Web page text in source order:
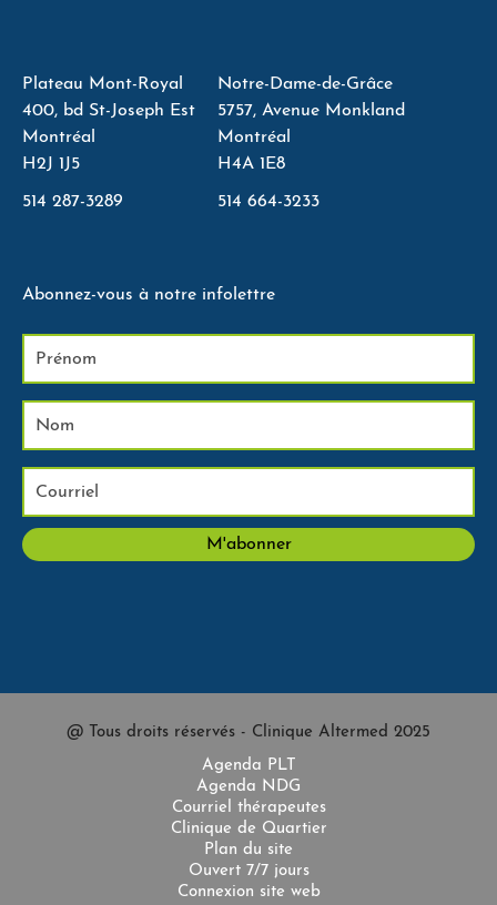
Plateau Mont-Royal
400, bd St-Joseph Est
Montréal
H2J 1J5
514 287-3289
Notre-Dame-de-Grâce
5757, Avenue Monkland
Montréal
H4A 1E8
514 664-3233
Abonnez-vous à notre infolettre
@ Tous droits réservés - Clinique Altermed 2025
Agenda PLT
Agenda NDG
Courriel thérapeutes
Clinique de Quartier
Plan du site
Ouvert 7/7 jours
Connexion site web